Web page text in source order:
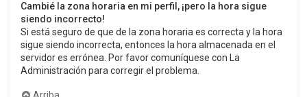
Cambié la zona horaria en mi perfil, ¡pero la hora sigue
siendo incorrecto!
Si está seguro de que de la zona horaria es correcta y la hora
sigue siendo incorrecta, entonces la hora almacenada en el
servidor es errónea. Por favor comuníquese con La
Administración para corregir el problema.